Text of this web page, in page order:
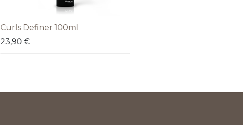
Curls Definer 100ml
23,90 €